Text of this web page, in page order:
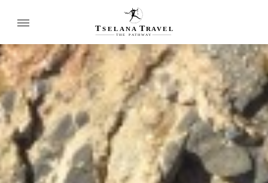
T SELANA TR A VEL
THE P ATH W AY